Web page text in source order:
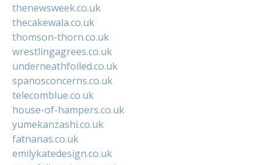
thenewsweek.co.uk
thecakewala.co.uk
thomson-thorn.co.uk
wrestlingagrees.co.uk
underneathfoiled.co.uk
spanosconcerns.co.uk
telecomblue.co.uk
house-of-hampers.co.uk
yumekanzashi.co.uk
fatnanas.co.uk
emilykatedesign.co.uk